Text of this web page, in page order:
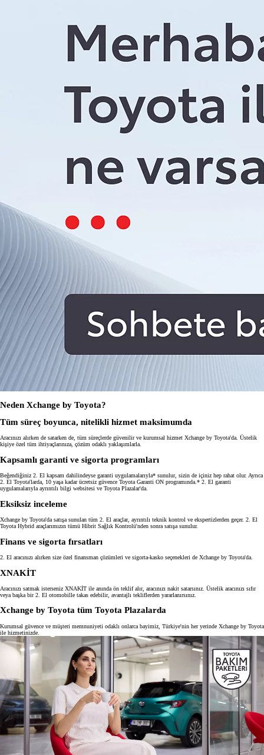
Neden Xchange by Toyota?
Tüm süreç boyunca, nitelikli hizmet maksimumda
Aracınızı alırken de satarken de, tüm süreçlerde güvenilir ve kurumsal hizmet Xchange by Toyota'da. Üstelik
kişiye özel tüm ihtiyaçlarınıza, çözüm odaklı yaklaşımlarla.
Kapsamlı garanti ve sigorta programları
Beğendiğiniz 2. El kapsam dahilindeyse garanti uygulamalarıyla* sunulur, sizin de içiniz hep rahat olur. Ayrıca
2. El Toyota'larda, 10 yaşa kadar ücretsiz güvence Toyota Garanti ON programında.* 2. El garanti
uygulamalarıyla ayrıntılı bilgi websitesi ve Toyota Plazalar'da.
Eksiksiz inceleme
Xchange by Toyota'da satışa sunulan tüm 2. El araçlar, ayrıntılı teknik kontrol ve ekspertizlerden geçer. 2. El
Toyota Hybrid araçlarımızın tümü Hibrit Sağlık Kontrolü'nden sonra satışa sunulur.
Finans ve sigorta fırsatları
2. El aracınızı alırken size özel finansman çözümleri ve sigorta-kasko seçenekleri de Xchange by Toyota'da.
XNAKİT
Aracınızı satmak isterseniz XNAKİT ile anında ön teklif alır, aracınızı nakit satarsınız. Üstelik aracınızı sıfır
veya başka bir 2. El otomobille takas edebilir, avantajlı tekliflerden yararlanırsınız.
Xchange by Toyota tüm Toyota Plazalarda
Kurumsal güvence ve müşteri memnuniyeti odaklı onlarca bayimiz, Türkiye'nin her yerinde Xchange by Toyota
ile hizmetinizde.